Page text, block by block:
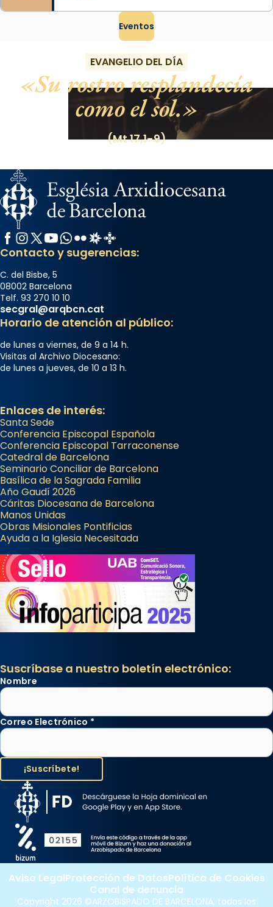
Eventos
EVANGELIO DEL DÍA
Su rostro resplandecía
como el sol.
(Mt 17,1-9)
Facebook
Instagram
X / Twitter
YouTube
WhatsApp
FlickrRadio Estel
Catalunya Cristiana
Contacto y sugerencias:
C. del Bisbe, 5
08002 Barcelona
Telf. 93 270 10 10
secgral@arqbcn.cat
Horario de atención al público:
de lunes a viernes, de 9 a 14 h.
Visitas al Archivo Diocesano:
de lunes a jueves, de 10 a 13 h.
Enlaces de interés:
Santa Sede
Conferencia Episcopal Española
Conferencia Episcopal Tarraconense
Catedral de Barcelona
Seminario Conciliar de Barcelona
Basílica de la Sagrada Familia
Año Gaudí 2026
Cáritas Diocesana de Barcelona
Manos Unidas
Obras Misionales Pontificias
Ayuda a la Iglesia Necesitada
Suscríbase a nuestro boletín electrónico:
Nombre
Correo Electrónico *
Copyright 2026 ©ARZOBISPADO DE BARCELONA, todos los
Aviso LegalProtección de DatosPolítica de Cookies
Canal de denuncia